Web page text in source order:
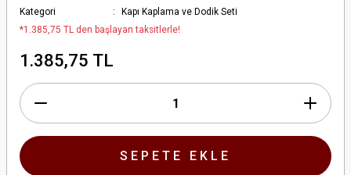
Kategori
Kapı Kaplama ve Dodik Seti
*1.385,75 TL den başlayan taksitlerle!
1.385,75 TL
SEPETE EKLE